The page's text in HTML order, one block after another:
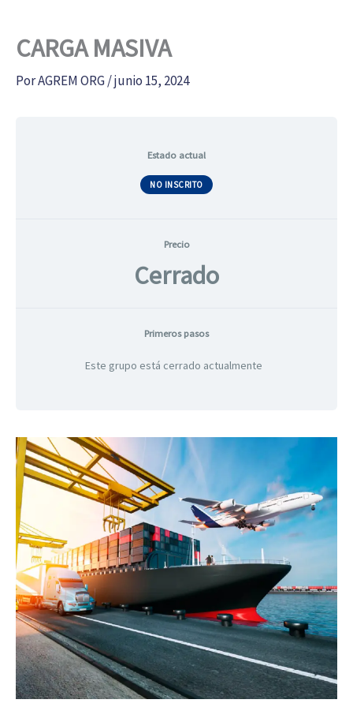
CARGA MASIVA
PorAGREM ORG/junio 15, 2024
Estado actual
NO INSCRITO
Precio
Cerrado
Primeros pasos
Este grupo está cerrado actualmente